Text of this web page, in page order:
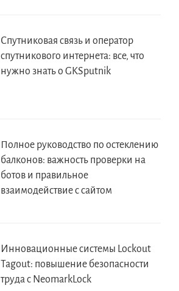
Спутниковая связь и оператор
спутникового интернета: все, что
нужно знать о GKSputnik
Полное руководство по остеклению
балконов: важность проверки на
ботов и правильное
взаимодействие с сайтом
Инновационные системы Lockout
Tagout: повышение безопасности
труда с NeomarkLock